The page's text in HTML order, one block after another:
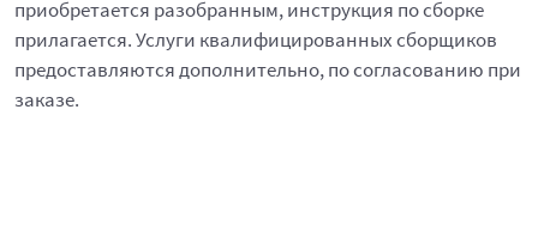
приобретается разобранным, инструкция по сборке
прилагается. Услуги квалифицированных сборщиков
предоставляются дополнительно, по согласованию при
заказе.